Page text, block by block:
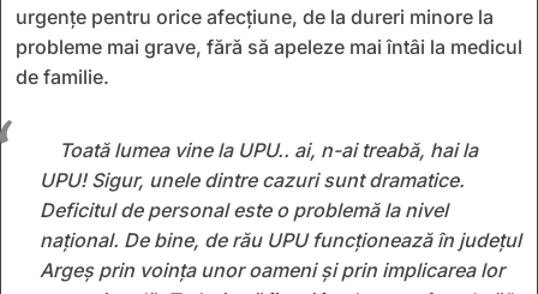
urgențe pentru orice afecțiune, de la dureri minore la
probleme mai grave, fără să apeleze mai întâi la medicul
de familie.
Toată lumea vine la UPU.. ai, n-ai treabă, hai la
UPU! Sigur, unele dintre cazuri sunt dramatice.
Deficitul de personal este o problemă la nivel
național. De bine, de rău UPU funcționează în județul
Argeș prin voința unor oameni și prin implicarea lor